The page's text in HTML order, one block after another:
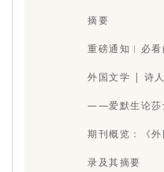
摘要
重磅通知︱必
外国文学 | 诗
——爱默生论莎
期刊概览：《
录及其摘要